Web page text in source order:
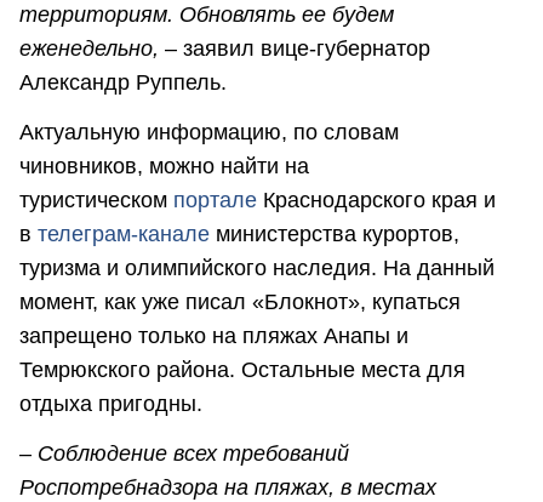
территориям. Обновлять ее будем
еженедельно, – заявил вице-губернатор
Александр Руппель.
Актуальную информацию, по словам
чиновников, можно найти на
туристическом портале Краснодарского края и
в телеграм-канале министерства курортов,
туризма и олимпийского наследия. На данный
момент, как уже писал «Блокнот», купаться
запрещено только на пляжах Анапы и
Темрюкского района. Остальные места для
отдыха пригодны.
– Соблюдение всех требований
Роспотребнадзора на пляжах, в местах